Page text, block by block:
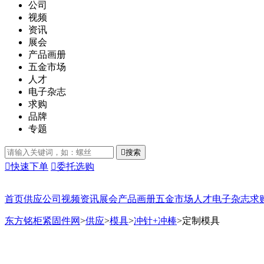
公司
视频
资讯
展会
产品画册
五金市场
人才
电子杂志
求购
品牌
专题
搜索
快速下单 委托选购
首页供应公司 视频资讯展会产品画册五金市场 人才电子杂志求
东方铭柜紧固件网>供应>模具>冲针+冲棒>定制模具